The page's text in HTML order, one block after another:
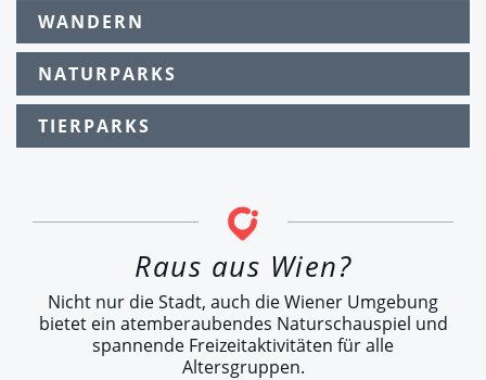
WANDERN
NATURPARKS
TIERPARKS
Raus aus Wien?
Nicht nur die Stadt, auch die Wiener Umgebung
bietet ein atemberaubendes Naturschauspiel und
spannende Freizeitaktivitäten für alle
Altersgruppen.